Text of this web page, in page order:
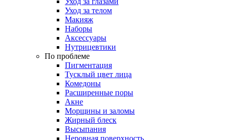
Уход за телом
Макияж
Наборы
Аксессуары
Нутрицевтики
По проблеме
Пигментация
Тусклый цвет лица
Комедоны
Расширенные поры
Акне
Морщины и заломы
Жирный блеск
Высыпания